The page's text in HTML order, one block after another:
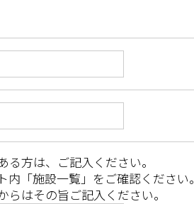
方は、ご記入ください。
「施設一覧」をご確認ください。
はその旨ご記入ください。